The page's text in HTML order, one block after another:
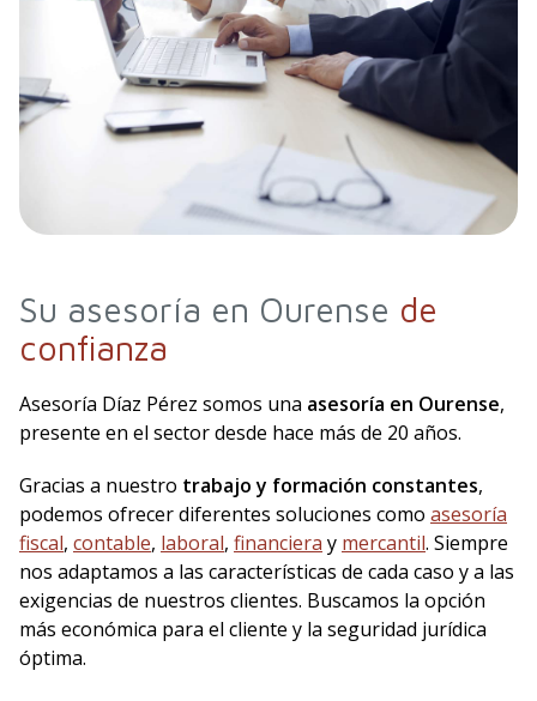
Su asesoría en Ourense de
confianza
Asesoría Díaz Pérez somos una asesoría en Ourense,
presente en el sector desde hace más de 20 años.
Gracias a nuestro trabajo y formación constantes,
podemos ofrecer diferentes soluciones como asesoría
fiscal, contable, laboral, financiera y mercantil. Siempre
nos adaptamos a las características de cada caso y a las
exigencias de nuestros clientes. Buscamos la opción
más económica para el cliente y la seguridad jurídica
óptima.